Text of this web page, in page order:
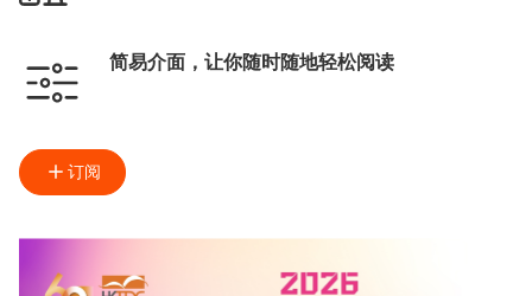
简易介面，让你随时随地轻松阅读
订阅